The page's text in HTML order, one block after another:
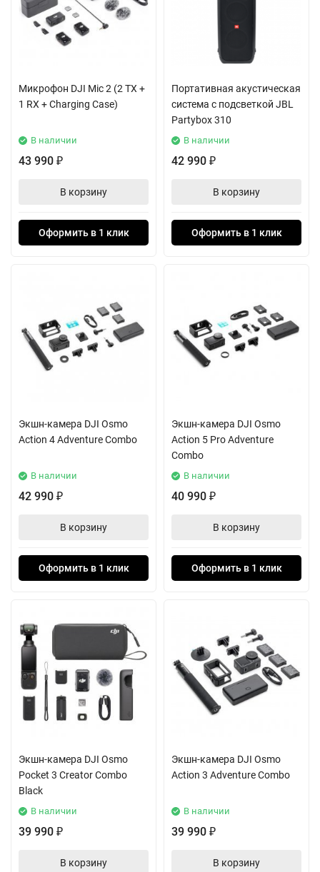
Микрофон DJI Mic 2 (2 TX +
1 RX + Charging Case)
В наличии
43 990 ₽
В корзину
Оформить в 1 клик
Портативная акустическая
система с подсветкой JBL
Partybox 310
В наличии
42 990 ₽
В корзину
Оформить в 1 клик
Экшн-камера DJI Osmo
Action 4 Adventure Combo
В наличии
42 990 ₽
В корзину
Оформить в 1 клик
Экшн-камера DJI Osmo
Action 5 Pro Adventure
Combo
В наличии
40 990 ₽
В корзину
Оформить в 1 клик
Экшн-камера DJI Osmo
Pocket 3 Creator Combo
Black
В наличии
39 990 ₽
В корзину
Экшн-камера DJI Osmo
Action 3 Adventure Combo
В наличии
39 990 ₽
В корзину